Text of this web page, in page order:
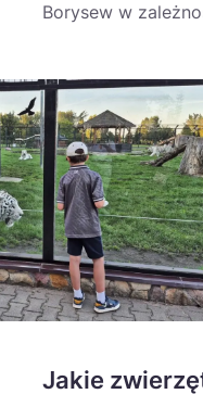
Borysew w
Jakie